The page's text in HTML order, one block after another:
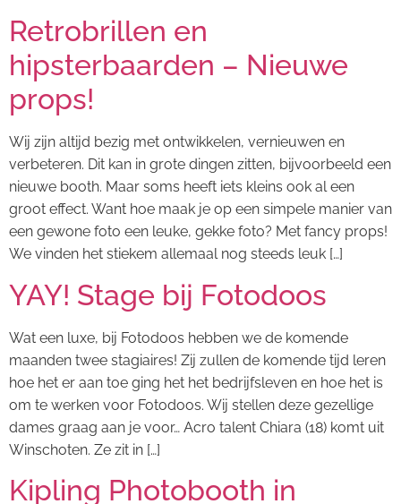
Retrobrillen en
hipsterbaarden – Nieuwe
props!
Wij zijn altijd bezig met ontwikkelen, vernieuwen en
verbeteren. Dit kan in grote dingen zitten, bijvoorbeeld een
nieuwe booth. Maar soms heeft iets kleins ook al een
groot effect. Want hoe maak je op een simpele manier van
een gewone foto een leuke, gekke foto? Met fancy props!
We vinden het stiekem allemaal nog steeds leuk […]
YAY! Stage bij Fotodoos
Wat een luxe, bij Fotodoos hebben we de komende
maanden twee stagiaires! Zij zullen de komende tijd leren
hoe het er aan toe ging het het bedrijfsleven en hoe het is
om te werken voor Fotodoos. Wij stellen deze gezellige
dames graag aan je voor… Acro talent Chiara (18) komt uit
Winschoten. Ze zit in […]
Kipling Photobooth in